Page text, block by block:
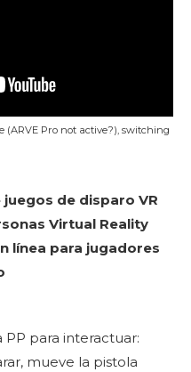
(ARVE Pro not active?), switching
de disparo VR
Virtual Reality
línea para jugadores
PP para interactuar:
mueve la pistola